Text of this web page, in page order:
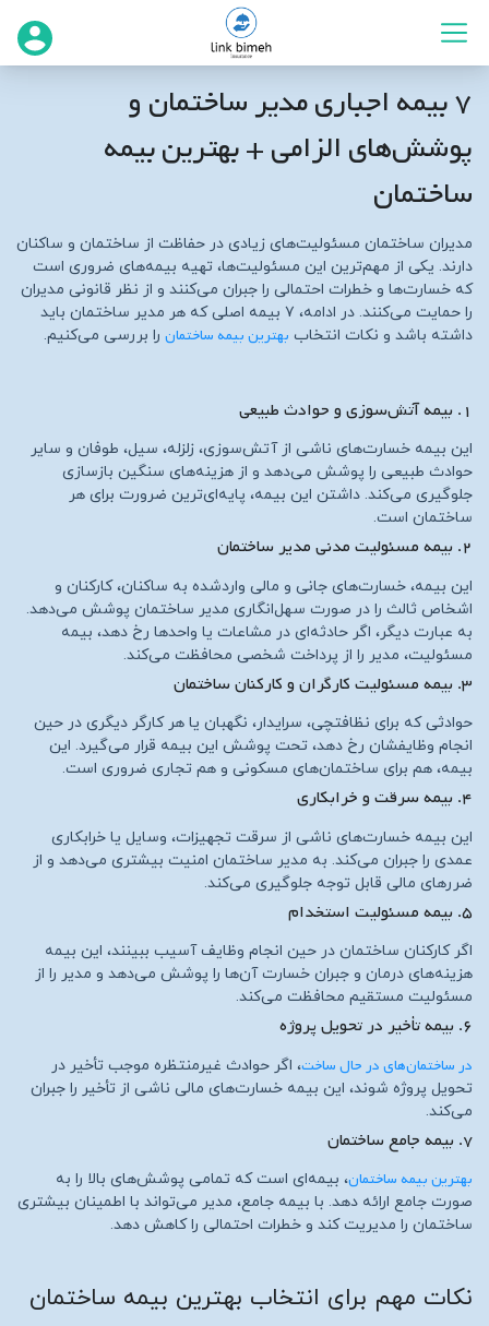
۷ بیمه اجباری مدیر ساختمان و
پوشش‌های الزامی + بهترین بیمه
ساختمان
مدیران ساختمان مسئولیت‌های زیادی در حفاظت از ساختمان و ساکنان
دارند. یکی از مهم‌ترین این مسئولیت‌ها، تهیه بیمه‌های ضروری است
که خسارت‌ها و خطرات احتمالی را جبران می‌کنند و از نظر قانونی مدیران
را حمایت می‌کنند. در ادامه، ۷ بیمه اصلی که هر مدیر ساختمان باید
داشته باشد و نکات انتخاب بهترین بیمه ساختمان را بررسی می‌کنیم.
۱. بیمه آتش‌سوزی و حوادث طبیعی
این بیمه خسارت‌های ناشی از آتش‌سوزی، زلزله، سیل، طوفان و سایر
حوادث طبیعی را پوشش می‌دهد و از هزینه‌های سنگین بازسازی
جلوگیری می‌کند. داشتن این بیمه، پایه‌ای‌ترین ضرورت برای هر
ساختمان است.
۲. بیمه مسئولیت مدنی مدیر ساختمان
این بیمه، خسارت‌های جانی و مالی واردشده به ساکنان، کارکنان و
اشخاص ثالث را در صورت سهل‌انگاری مدیر ساختمان پوشش می‌دهد.
به عبارت دیگر، اگر حادثه‌ای در مشاعات یا واحدها رخ دهد، بیمه
مسئولیت، مدیر را از پرداخت شخصی محافظت می‌کند.
۳. بیمه مسئولیت کارگران و کارکنان ساختمان
حوادثی که برای نظافتچی، سرایدار، نگهبان یا هر کارگر دیگری در حین
انجام وظایفشان رخ دهد، تحت پوشش این بیمه قرار می‌گیرد. این
بیمه، هم برای ساختمان‌های مسکونی و هم تجاری ضروری است.
۴. بیمه سرقت و خرابکاری
این بیمه خسارت‌های ناشی از سرقت تجهیزات، وسایل یا خرابکاری
عمدی را جبران می‌کند. به مدیر ساختمان امنیت بیشتری می‌دهد و از
ضررهای مالی قابل توجه جلوگیری می‌کند.
۵. بیمه مسئولیت استخدام
اگر کارکنان ساختمان در حین انجام وظایف آسیب ببینند، این بیمه
هزینه‌های درمان و جبران خسارت آن‌ها را پوشش می‌دهد و مدیر را از
مسئولیت مستقیم محافظت می‌کند.
۶. بیمه تأخیر در تحویل پروژه
در ساختمان‌های در حال ساخت، اگر حوادث غیرمنتظره موجب تأخیر در
تحویل پروژه شوند، این بیمه خسارت‌های مالی ناشی از تأخیر را جبران
می‌کند.
۷. بیمه جامع ساختمان
بهترین بیمه ساختمان، بیمه‌ای است که تمامی پوشش‌های بالا را به
صورت جامع ارائه دهد. با بیمه جامع، مدیر می‌تواند با اطمینان بیشتری
ساختمان را مدیریت کند و خطرات احتمالی را کاهش دهد.
نکات مهم برای انتخاب بهترین بیمه ساختمان